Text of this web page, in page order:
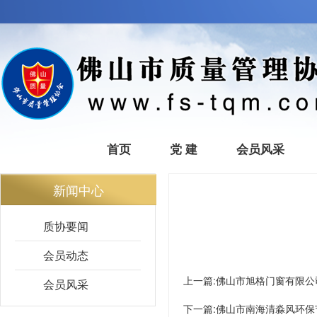
首页 党 建 会员风采
新闻中心
质协要闻
会员动态
会员风采
上一篇:佛山市旭格门窗有限
下一篇:佛山市南海清淼风环